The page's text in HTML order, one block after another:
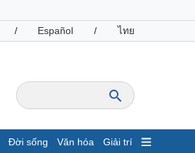
/ Español / ไทย
Đời sống Văn hóa Giải trí